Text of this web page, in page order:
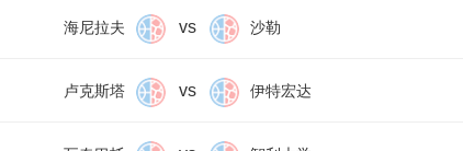
海尼拉夫 vs 沙勒
卢克斯塔 vs 伊特宏达